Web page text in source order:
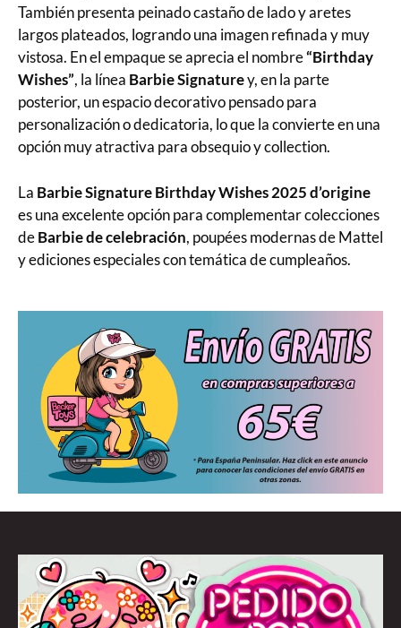
También presenta peinado castaño de lado y aretes
largos plateados, logrando una imagen refinada y muy
vistosa. En el empaque se aprecia el nombre“Birthday
Wishes”, la línea Barbie Signaturey, en la parte
posterior, un espacio decorativo pensado para
personalización o dedicatoria, lo que la convierte en una
opción muy atractiva para obsequio y collection.
La Barbie Signature Birthday Wishes 2025 d’origine
es una excelente opción para complementar colecciones
deBarbie de celebración, poupées modernas de Mattel
y ediciones especiales con temática de cumpleaños.